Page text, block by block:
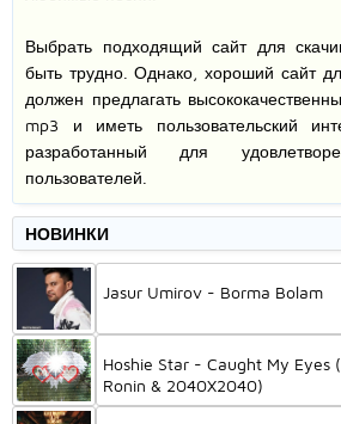
Выбрать подходящий сайт для
быть трудно. Однако, хороший сайт
должен предлагать
mp3 и иметь пользовательский
разработанный для
пользователей.
НОВИНКИ
Jasur Umirov - Borma Bolam
Hoshie Star - Caught My Eyes
Ronin & 2040X2040)